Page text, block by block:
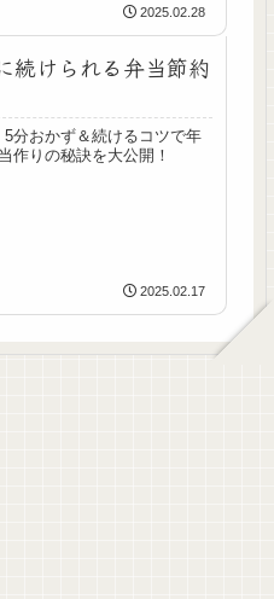
2025.02.28
続けられる弁当節約
分おかず＆続けるコツで年
作りの秘訣を大公開！
2025.02.17